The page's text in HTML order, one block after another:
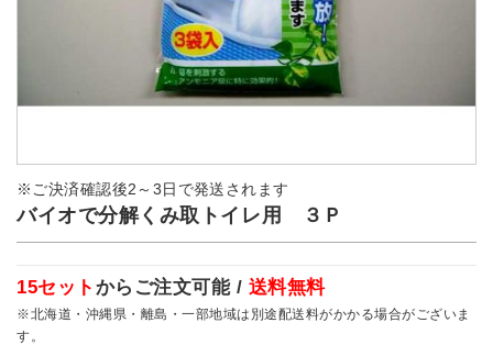
※ご決済確認後2～3日で発送されます
バイオで分解くみ取トイレ用 ３Ｐ
15セット からご注文可能 / 送料無料
※北海道・沖縄県・離島・一部地域は別途配送料がかかる場合がございま
す。